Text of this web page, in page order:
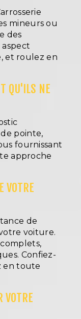
mineurs ou
des
et roulez en
QU'ILS NE
pointe,
fournissant
approche
VOTRE
de
voiture.
Confiez-
en toute
VOTRE